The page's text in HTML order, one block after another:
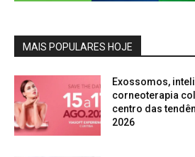
MAIS POPULARES HOJE
Exossomos,
corneoterapia
centro das
2026